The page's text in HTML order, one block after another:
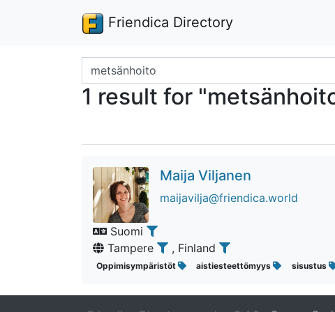
Friendica Directory
Search terms
1 result for
Maija Viljanen
maijavilja@friendica.world
Suomi
Tampere
, Finland
Oppimisympäristöt aistiesteettömyys sisustus